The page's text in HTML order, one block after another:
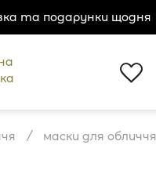
та подарунки щодня
маски для обличчя